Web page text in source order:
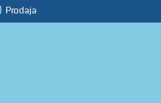
Prodaja